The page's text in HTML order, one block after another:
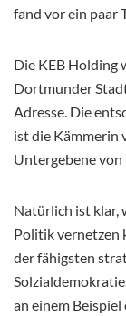
fand vor ein paar
Die KEB Holding
Dortmunder
Adresse. Die
ist die Kämmerin
Untergebene von
Natürlich ist klar,
Politik vernetzen
der fähigsten
an einem Beispiel